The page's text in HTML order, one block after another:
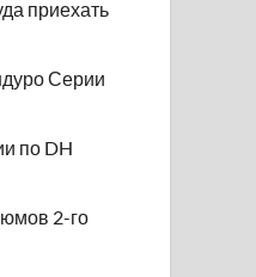
приехать
Серии
по DH
2-го